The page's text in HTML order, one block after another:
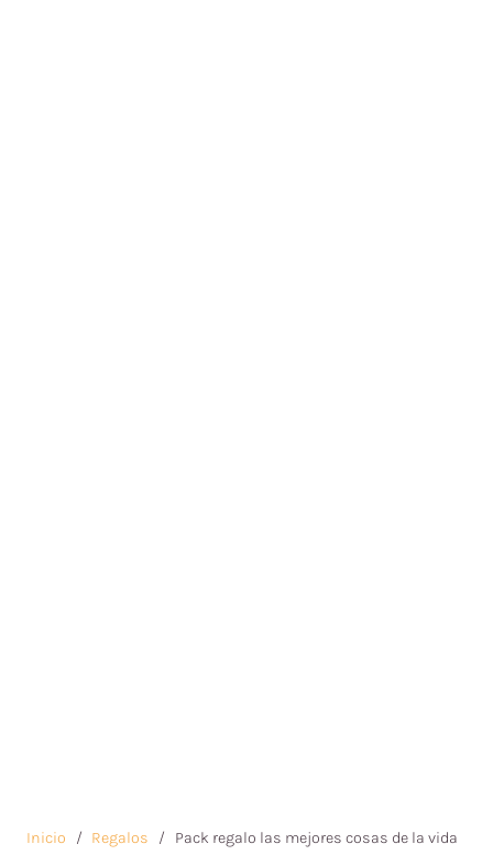
Inicio / Regalos / Pack regalo las mejores cosas de la vida